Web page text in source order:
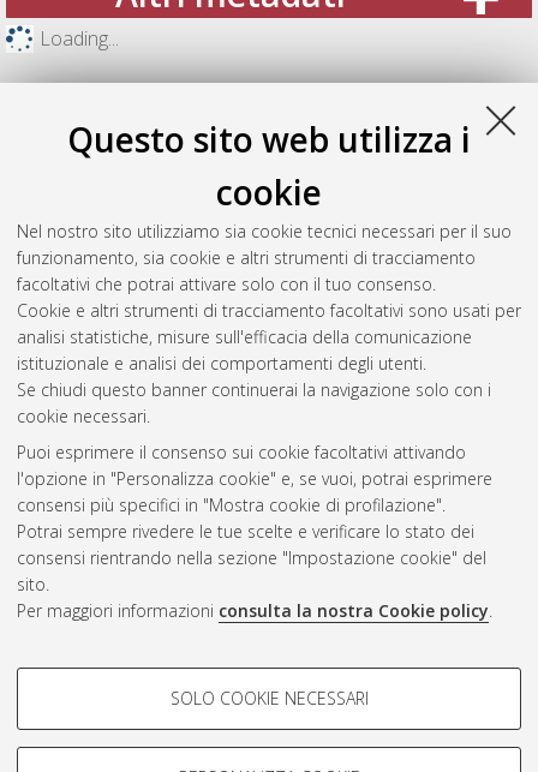
Questo sito web utilizza i
cookie
Nel nostro sito utilizziamo sia cookie tecnici necessari per il suo
funzionamento, sia cookie e altri strumenti di tracciamento
facoltativi che potrai attivare solo con il tuo consenso.
Cookie e altri strumenti di tracciamento facoltativi sono usati per
analisi statistiche, misure sull'efficacia della comunicazione
istituzionale e analisi dei comportamenti degli utenti.
Se chiudi questo banner continuerai la navigazione solo con i
cookie necessari.
Puoi esprimere il consenso sui cookie facoltativi attivando
l'opzione in "Personalizza cookie" e, se vuoi, potrai esprimere
consensi più specifici in "Mostra cookie di profilazione".
Potrai sempre rivedere le tue scelte e verificare lo stato dei
consensi rientrando nella sezione "Impostazione cookie" del
sito.
Per maggiori informazioni consulta la nostra Cookie policy.
COOKIE DI PROFILAZIONE -
Si tratta di cookie utilizzati per analizzare le caratteristiche della
SOLO COOKIE NECESSARI
Loading...
Gestione del documento:
Atom
Rss 1.0
Rss 2.0
AMS Laurea
Impostazioni Cookie
Informativa sulla privacy
Condizioni d’uso del sito